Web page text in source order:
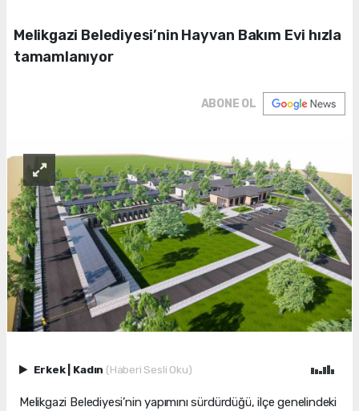
Melikgazi Belediyesi’nin Hayvan Bakım Evi hızla
tamamlanıyor
ABONE OL
Erkek Kadın (Haberi Sesli Oku)
Melikgazi Belediyesi’nin yapımını sürdürdüğü, ilçe genelindeki